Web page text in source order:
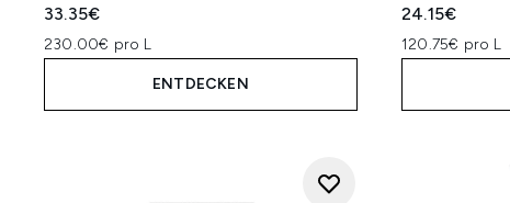
33.35€
230.00€ pro L
ENTDECKEN
24.15€
120.75€ pro L